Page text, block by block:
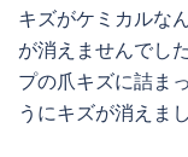
キズがケミカルな
が消えませんでし
プの爪キズに詰ま
うにキズが消えま